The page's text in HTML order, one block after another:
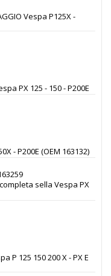
Vespa P125X -
PX 125 - 150 - P200E
- P200E (OEM 163132)
sella Vespa PX
P 125 150 200 X - PX E